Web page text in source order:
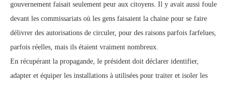
gouvernement faisait seulement peur aux citoyens. Il y avait aussi foule
devant les commissariats où les gens faisaient la chaine pour se faire
délivrer des autorisations de circuler, pour des raisons parfois farfelues,
parfois réelles, mais ils étaient vraiment nombreux.
En récupérant la propagande, le président doit déclarer identifier,
adapter et équiper les installations à utilisées pour traiter et isoler les